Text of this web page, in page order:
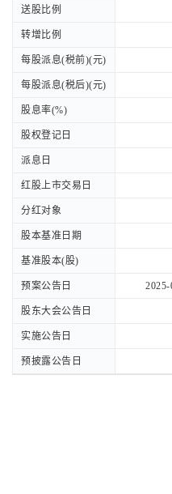
送股比例
转增比例
每股派息(税前)(元)
每股派息(税后)(元)
股息率(%)
股权登记日
派息日
红股上市交易日
分红对象
股本基准日期
基准股本(股)
预案公告日
股东大会公告日
实施公告日
预披露公告日
送股比例
转增比例
每股派息(税前)(元)
每股派息(税后)(元)
股息率(%)
股权登记日
派息日
红股上市交易日
分红对象
股本基准日期
基准股本(股)
预案公告日
股东大会公告日
实施公告日
预披露公告日